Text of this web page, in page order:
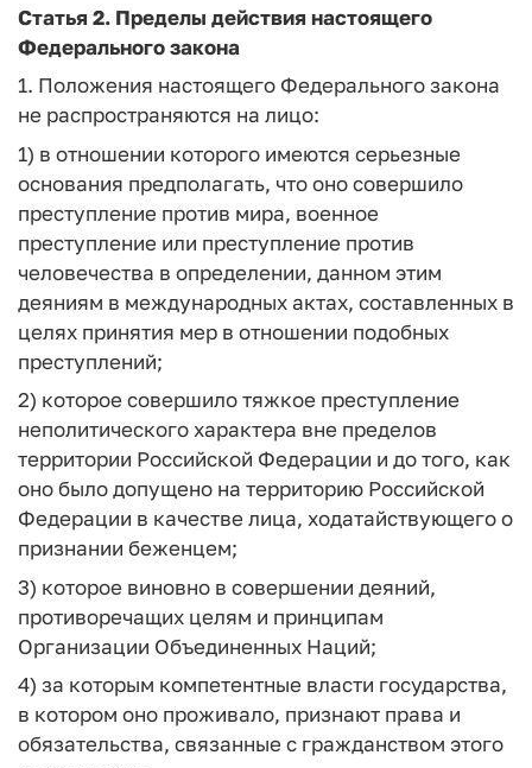
Статья 2. Пределы действия настоящего
Федерального закона
1. Положения настоящего Федерального закона
не распространяются на лицо:
1) в отношении которого имеются серьезные
основания предполагать, что оно совершило
преступление против мира, военное
преступление или преступление против
человечества в определении, данном этим
деяниям в международных актах, составленных в
целях принятия мер в отношении подобных
преступлений;
2) которое совершило тяжкое преступление
неполитического характера вне пределов
территории Российской Федерации и до того, как
оно было допущено на территорию Российской
Федерации в качестве лица, ходатайствующего о
признании беженцем;
3) которое виновно в совершении деяний,
противоречащих целям и принципам
Организации Объединенных Наций;
4) за которым компетентные власти государства,
в котором оно проживало, признают права и
обязательства, связанные с гражданством этого